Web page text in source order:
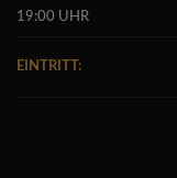
19:00 UHR
EINTRITT: